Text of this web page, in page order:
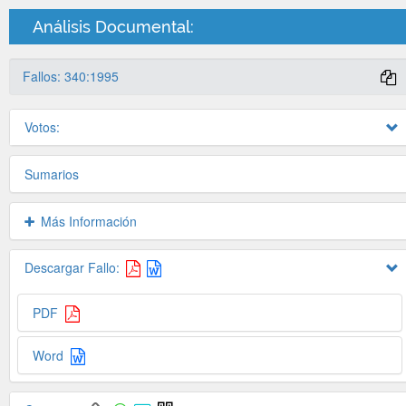
Análisis Documental:
Fallos: 340:1995
Votos:
Sumarios
Más Información
Descargar Fallo:
PDF
Word